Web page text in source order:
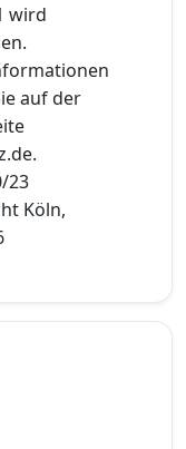
wird
auf der
23
Köln,